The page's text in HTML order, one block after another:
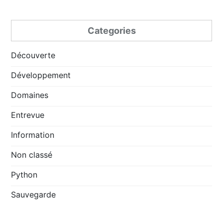
Categories
Découverte
Développement
Domaines
Entrevue
Information
Non classé
Python
Sauvegarde